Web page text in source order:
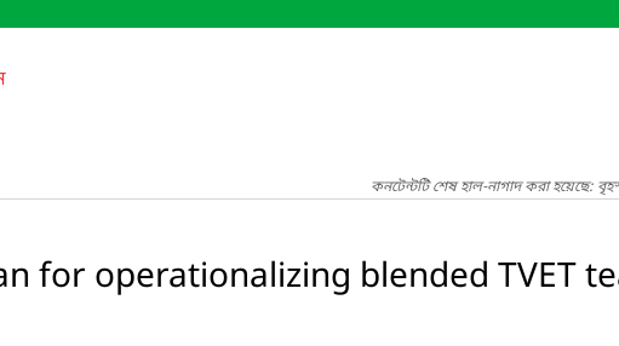
কনটেন্টটি শেষ হাল-নাগাদ করা হয়েছে:
for operationalizing blended TVET